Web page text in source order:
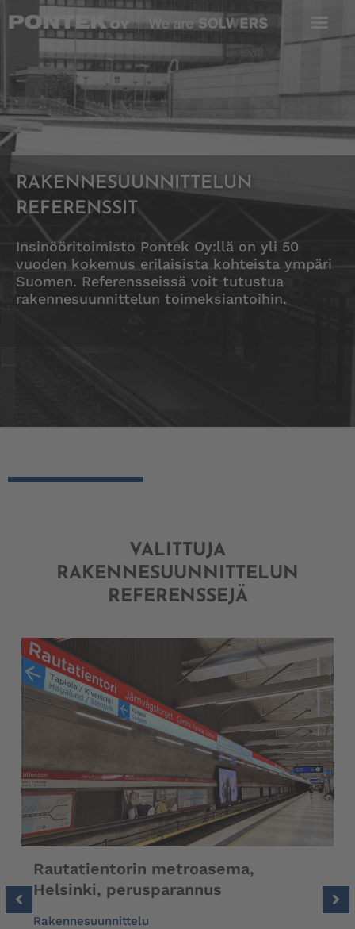
RAKENNESUUNNITTELUN
REFERENSSIT
Insinööritoimisto Pontek Oy:llä on yli 50
vuoden kokemus erilaisista kohteista ympäri
Suomen. Referensseissä voit tutustua
rakennesuunnittelun toimeksiantoihin.
VALITTUJA
RAKENNESUUNNITTELUN
REFERENSSEJÄ
Rautatientorin metroasema,
Helsinki, perusparannus
Rakennesuunnittelu